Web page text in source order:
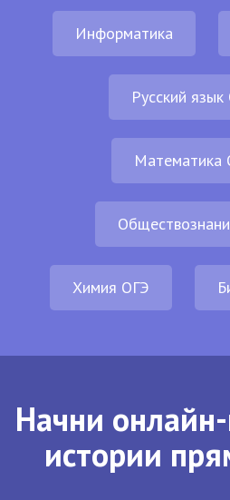
Информатика
Русский
Математика
Химия ОГЭ
Начни
истории